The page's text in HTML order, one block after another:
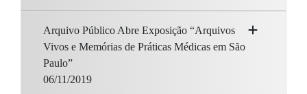
Arquivo Público Abre Exposição “Arquivos
Vivos e Memórias de Práticas Médicas em São
Paulo”
06/11/2019